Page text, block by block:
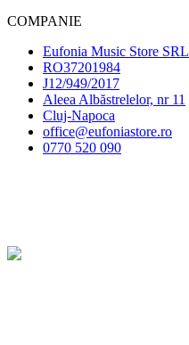
COMPANIE
Eufonia Music Store SRL
RO37201984
J12/949/2017
Aleea Albăstrelelor, nr 11
Cluj-Napoca
office@eufoniastore.ro
0770 520 090